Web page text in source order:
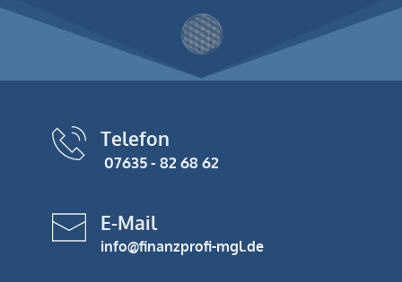
Telefon
07635 - 82 68 62
E-Mail
info@finanzprofi-mgl.de